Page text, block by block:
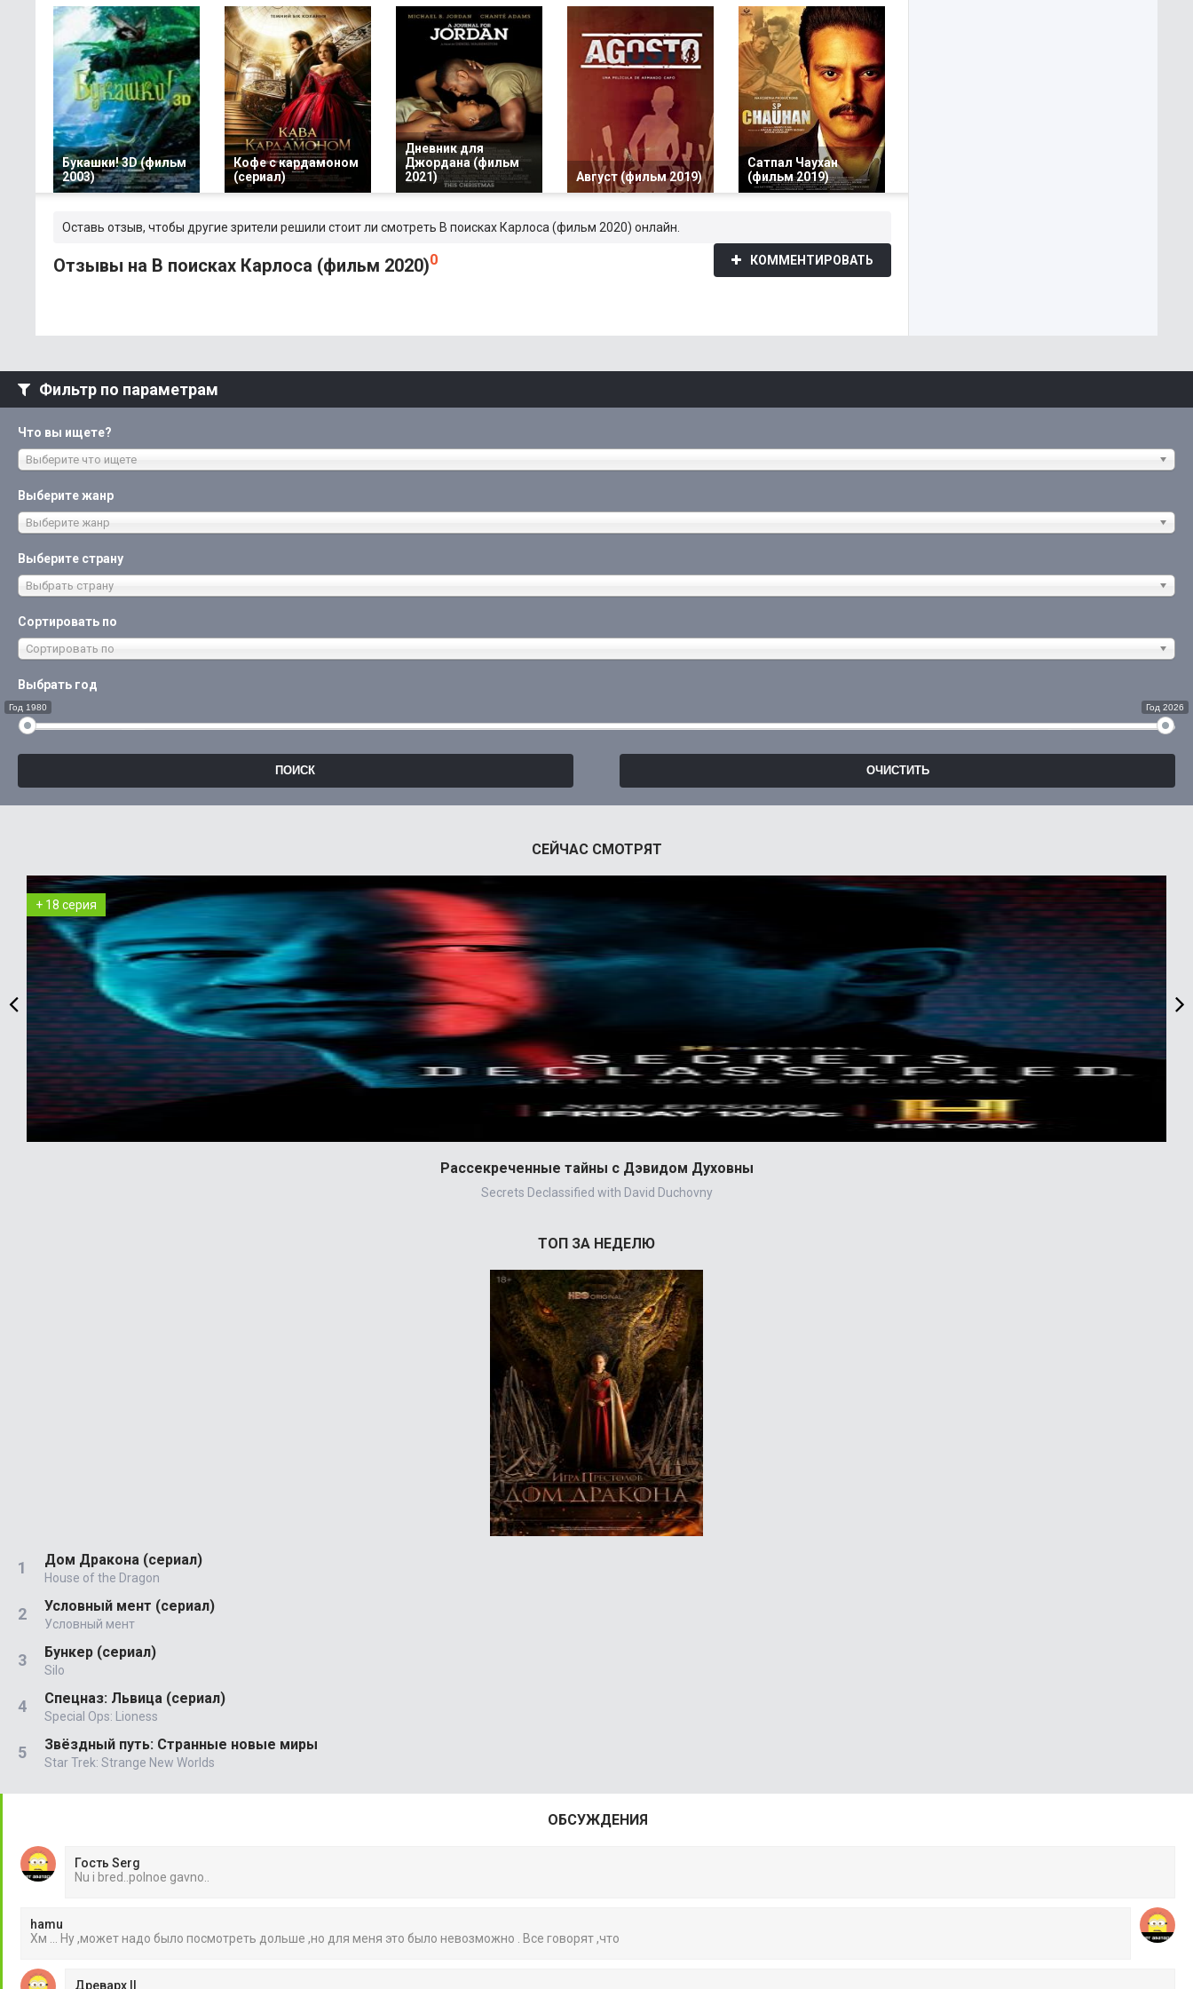
Букашки! 3D (фильм
2003)
Кофе с кардамоном
(сериал)
Дневник для
Джордана (фильм
2021)
Август (фильм 2019)
Сатпал Чаухан
(фильм 2019)
Оставь отзыв, чтобы другие зрители решили стоит ли смотреть В поисках Карлоса (фильм 2020) онлайн.
Отзывы на В поисках Карлоса (фильм 2020)0 КОММЕНТИРОВАТЬ
Фильтр по параметрам
Что вы ищете?
Выберите что ищете
Выберите жанр
Выберите жанр
Выберите страну
Выбрать страну
Сортировать по
Сортировать по
Выбрать год
Год 1980 Год 2026
СЕЙЧАС СМОТРЯТ
+ 18 серия
Рассекреченные тайны с Дэвидом Духовны
Secrets Declassified with David Duchovny
ТОП ЗА НЕДЕЛЮ
Дом Дракона (сериал)
House of the Dragon
Условный мент (сериал)
Условный мент
Бункер (сериал)
Silo
Спецназ: Львица (сериал)
Special Ops: Lioness
Звёздный путь: Странные новые миры
Star Trek: Strange New Worlds
ОБСУЖДЕНИЯ
Гость Serg
Nu i bred..polnoe gavno..
hamu
Хм ... Ну ,может надо было посмотреть дольше ,но для меня это было невозможно . Все говорят ,что
Древарх II